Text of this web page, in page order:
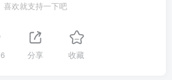
喜欢就支持一下吧
6 分享 收藏